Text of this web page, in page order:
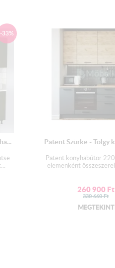
43 cm x 60 cm x 32 cm
80 cm x 60 cm x 32 cm
85 cm × 50 cm × 51 cm
85 cm × 60 cm × 51 cm
85 cm × 60 cm × 51 cm
Sonoma alsó front
-33%
Patent Szürke - Tölgy
Patent konyhabútor
elemenként
260 900Ft
330 660Ft